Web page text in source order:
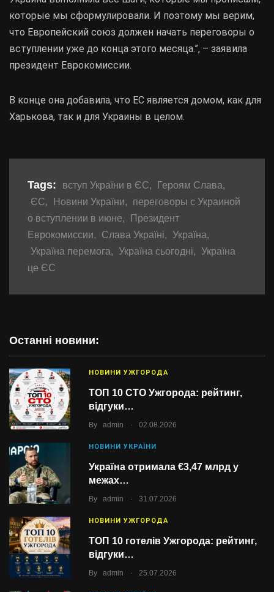
Останні новини:
НОВИНИ УЖГОРОДА
ТОП 10 СТО Ужгорода: рейтинг,
відгуки…
By admin . 02.08.2026
НОВИНИ УКРАЇНИ
Україна отримала €3,47 млрд у
межах…
By admin . 31.07.2026
НОВИНИ УЖГОРОДА
ТОП 10 готелів Ужгорода: рейтинг,
відгуки…
By admin . 25.07.2026
которые мы сформулировали. И поэтому мы верим,
что Европейский союз должен начать переговоры о
вступлении уже до конца этого месяца.”, – заявила
президент Еврокомиссии.
В конце она добавила, что ЕС является домом, как для
Харькова, так и для Украины в целом.
Tags: вступ України в ЄС, Героям Слава,
ЄС, Новини України,
переговоры с Украиной
о вступлении в июне,
Президент
Еврокомиссии, Слава Україні, Україна,
Україна перемога, Україна сьогодні,
Україна
це ЄС